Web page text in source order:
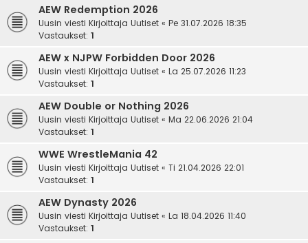
AEW Redemption 2026
Uusin viesti Kirjoittaja Uutiset « Pe 31.07.2026 18:35
Vastaukset: 1
AEW x NJPW Forbidden Door 2026
Uusin viesti Kirjoittaja Uutiset « La 25.07.2026 11:23
Vastaukset: 1
AEW Double or Nothing 2026
Uusin viesti Kirjoittaja Uutiset « Ma 22.06.2026 21:04
Vastaukset: 1
WWE WrestleMania 42
Uusin viesti Kirjoittaja Uutiset « Ti 21.04.2026 22:01
Vastaukset: 1
AEW Dynasty 2026
Uusin viesti Kirjoittaja Uutiset « La 18.04.2026 11:40
Vastaukset: 1